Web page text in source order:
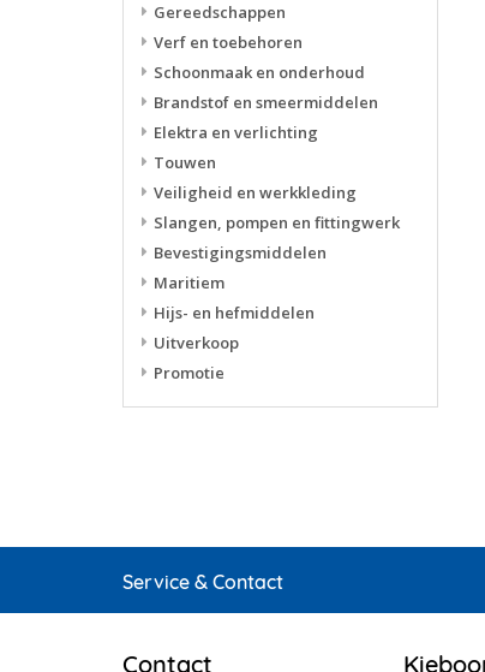
Gereedschappen
Verf en toebehoren
Schoonmaak en onderhoud
Brandstof en smeermiddelen
Elektra en verlichting
Touwen
Veiligheid en werkkleding
Slangen, pompen en fittingwerk
Bevestigingsmiddelen
Maritiem
Hijs- en hefmiddelen
Uitverkoop
Promotie
Service & Contact
Contact